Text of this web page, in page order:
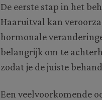
De eerste stap in het
Haaruitval kan
hormonale
belangrijk om te
zodat je de juiste
Een veelvoorkomende